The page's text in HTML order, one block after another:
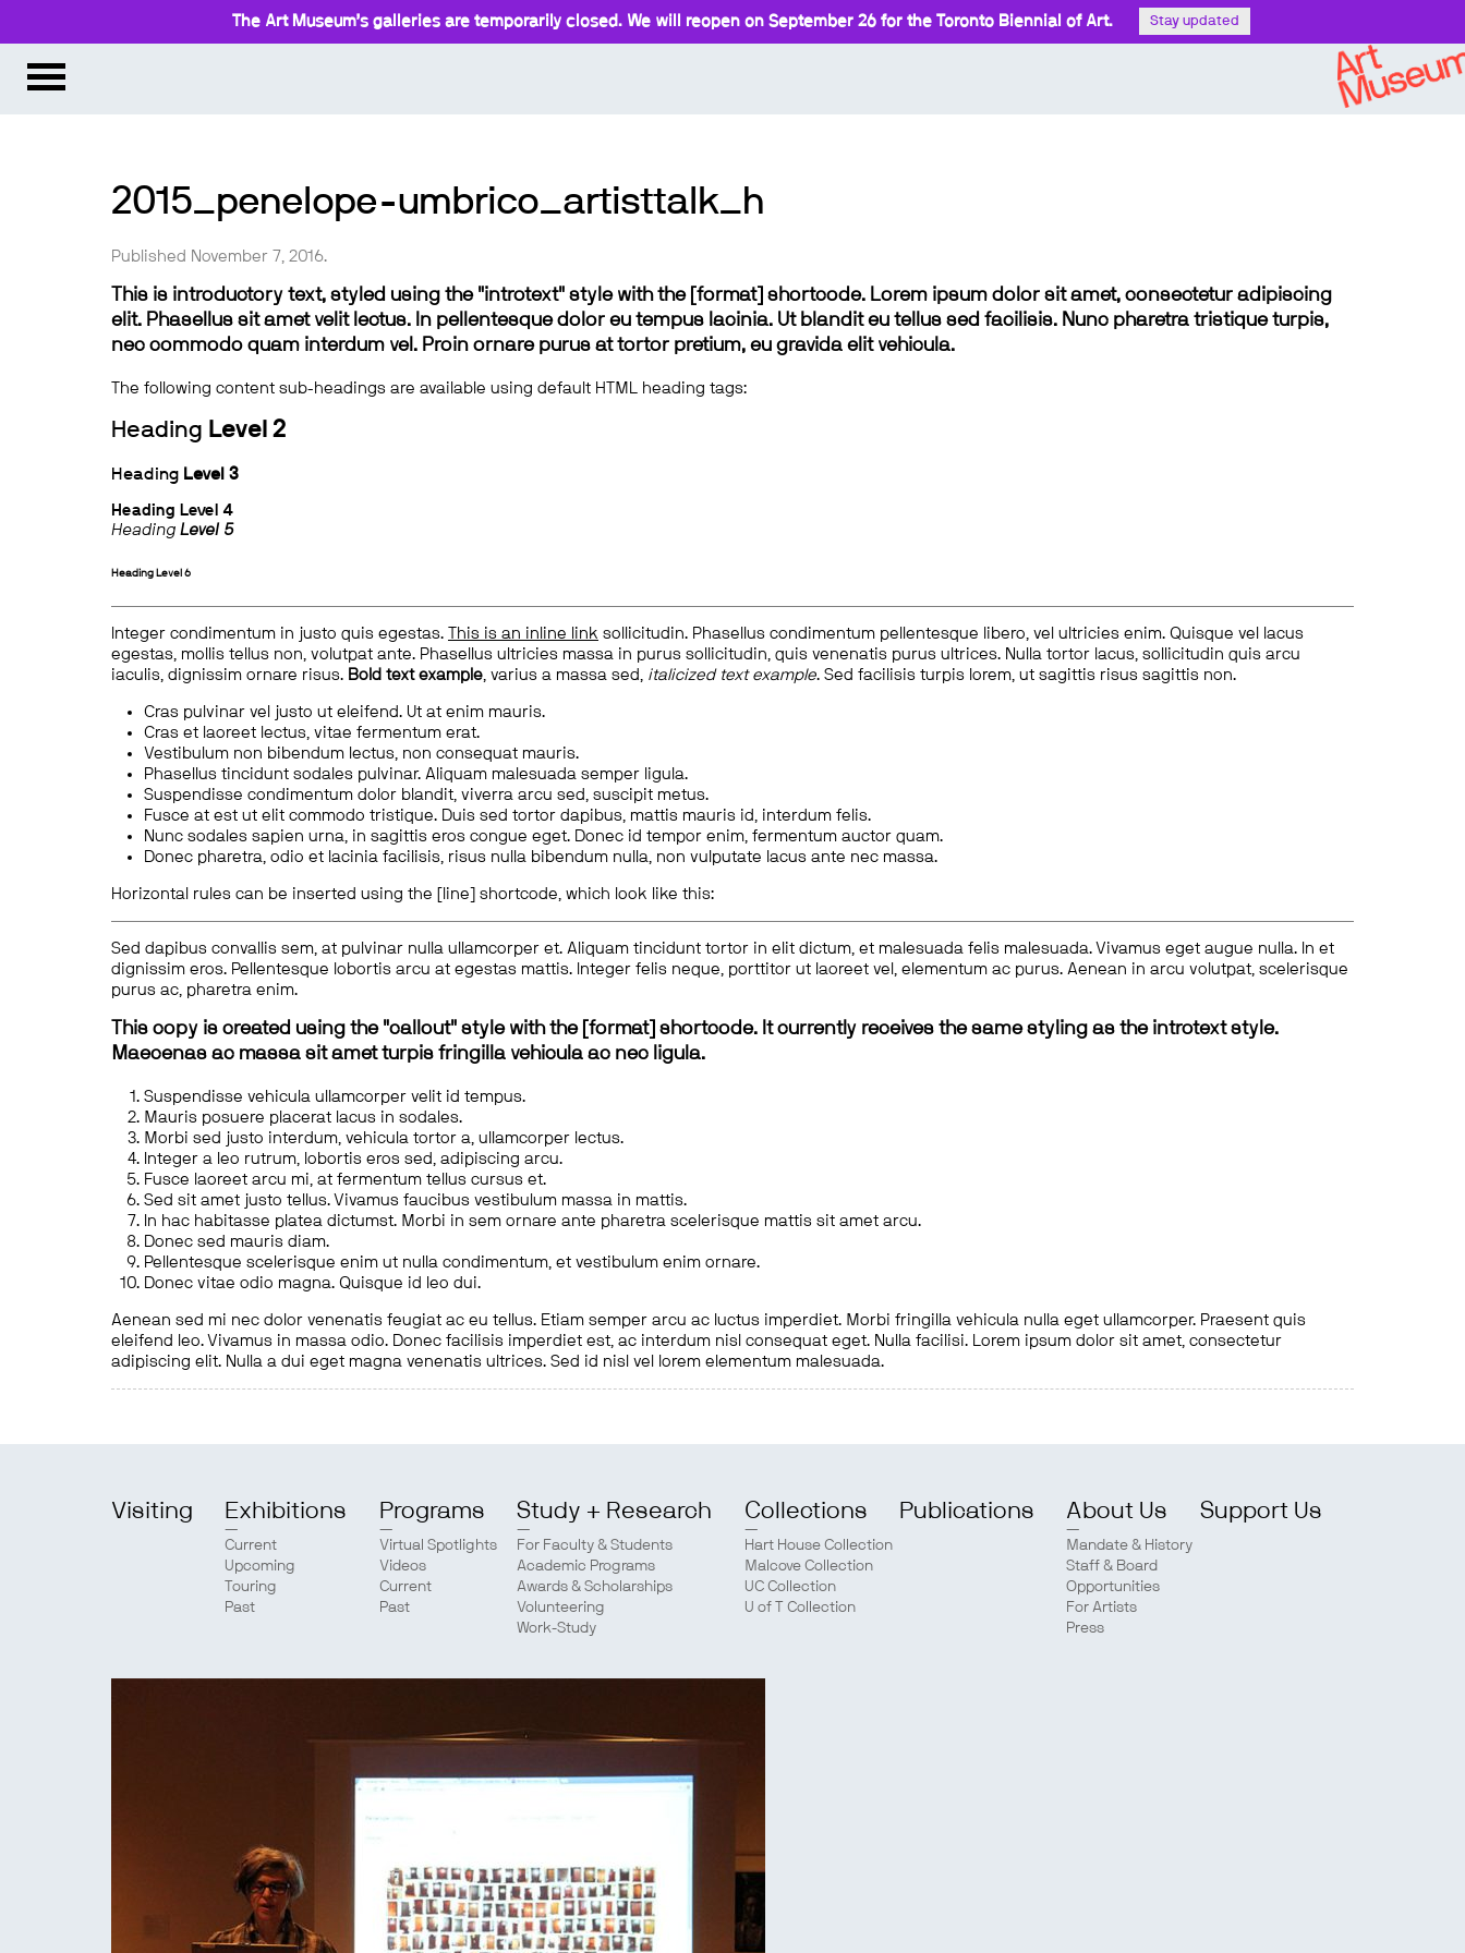
The Art Museum’s galleries are temporarily closed. We will reopen on September 26 for the Toronto Biennial of Art. Stay updated
2015_penelope-umbrico_artisttalk_h
Published November 7, 2016.
This is introductory text, styled using the "introtext" style with the [format] shortcode. Lorem ipsum dolor sit amet, consectetur adipiscing
elit. Phasellus sit amet velit lectus. In pellentesque dolor eu tempus lacinia. Ut blandit eu tellus sed facilisis. Nunc pharetra tristique turpis,
nec commodo quam interdum vel. Proin ornare purus at tortor pretium, eu gravida elit vehicula.
The following content sub-headings are available using default HTML heading tags:
Heading Level 2
Heading Level 3
Heading Level 4
Heading Level 5
Heading Level 6
Integer condimentum in justo quis egestas. This is an inline link sollicitudin. Phasellus condimentum pellentesque libero, vel ultricies enim. Quisque vel lacus
egestas, mollis tellus non, volutpat ante. Phasellus ultricies massa in purus sollicitudin, quis venenatis purus ultrices. Nulla tortor lacus, sollicitudin quis arcu
iaculis, dignissim ornare risus. Bold text example, varius a massa sed, italicized text example. Sed facilisis turpis lorem, ut sagittis risus sagittis non.
Cras pulvinar vel justo ut eleifend. Ut at enim mauris.
Cras et laoreet lectus, vitae fermentum erat.
Vestibulum non bibendum lectus, non consequat mauris.
Phasellus tincidunt sodales pulvinar. Aliquam malesuada semper ligula.
Suspendisse condimentum dolor blandit, viverra arcu sed, suscipit metus.
Fusce at est ut elit commodo tristique. Duis sed tortor dapibus, mattis mauris id, interdum felis.
Nunc sodales sapien urna, in sagittis eros congue eget. Donec id tempor enim, fermentum auctor quam.
Donec pharetra, odio et lacinia facilisis, risus nulla bibendum nulla, non vulputate lacus ante nec massa.
Horizontal rules can be inserted using the [line] shortcode, which look like this:
Sed dapibus convallis sem, at pulvinar nulla ullamcorper et. Aliquam tincidunt tortor in elit dictum, et malesuada felis malesuada. Vivamus eget augue nulla. In et
dignissim eros. Pellentesque lobortis arcu at egestas mattis. Integer felis neque, porttitor ut laoreet vel, elementum ac purus. Aenean in arcu volutpat, scelerisque
purus ac, pharetra enim.
This copy is created using the "callout" style with the [format] shortcode. It currently receives the same styling as the introtext style.
Maecenas ac massa sit amet turpis fringilla vehicula ac nec ligula.
Suspendisse vehicula ullamcorper velit id tempus.
Mauris posuere placerat lacus in sodales.
Morbi sed justo interdum, vehicula tortor a, ullamcorper lectus.
Integer a leo rutrum, lobortis eros sed, adipiscing arcu.
Fusce laoreet arcu mi, at fermentum tellus cursus et.
Sed sit amet justo tellus. Vivamus faucibus vestibulum massa in mattis.
In hac habitasse platea dictumst. Morbi in sem ornare ante pharetra scelerisque mattis sit amet arcu.
Donec sed mauris diam.
Pellentesque scelerisque enim ut nulla condimentum, et vestibulum enim ornare.
Donec vitae odio magna. Quisque id leo dui.
Aenean sed mi nec dolor venenatis feugiat ac eu tellus. Etiam semper arcu ac luctus imperdiet. Morbi fringilla vehicula nulla eget ullamcorper. Praesent quis
eleifend leo. Vivamus in massa odio. Donec facilisis imperdiet est, ac interdum nisl consequat eget. Nulla facilisi. Lorem ipsum dolor sit amet, consectetur
adipiscing elit. Nulla a dui eget magna venenatis ultrices. Sed id nisl vel lorem elementum malesuada.
Visiting Exhibitions
Current
Upcoming
Touring
Past
Programs
Virtual Spotlights
Videos
Current
Past
Study + Research
For Faculty & Students
Academic Programs
Awards & Scholarships
Volunteering
Work-Study
Collections
Hart House Collection
Malcove Collection
UC Collection
U of T Collection
Publications About Us
Mandate & History
Staff & Board
Opportunities
For Artists
Press
Support Us